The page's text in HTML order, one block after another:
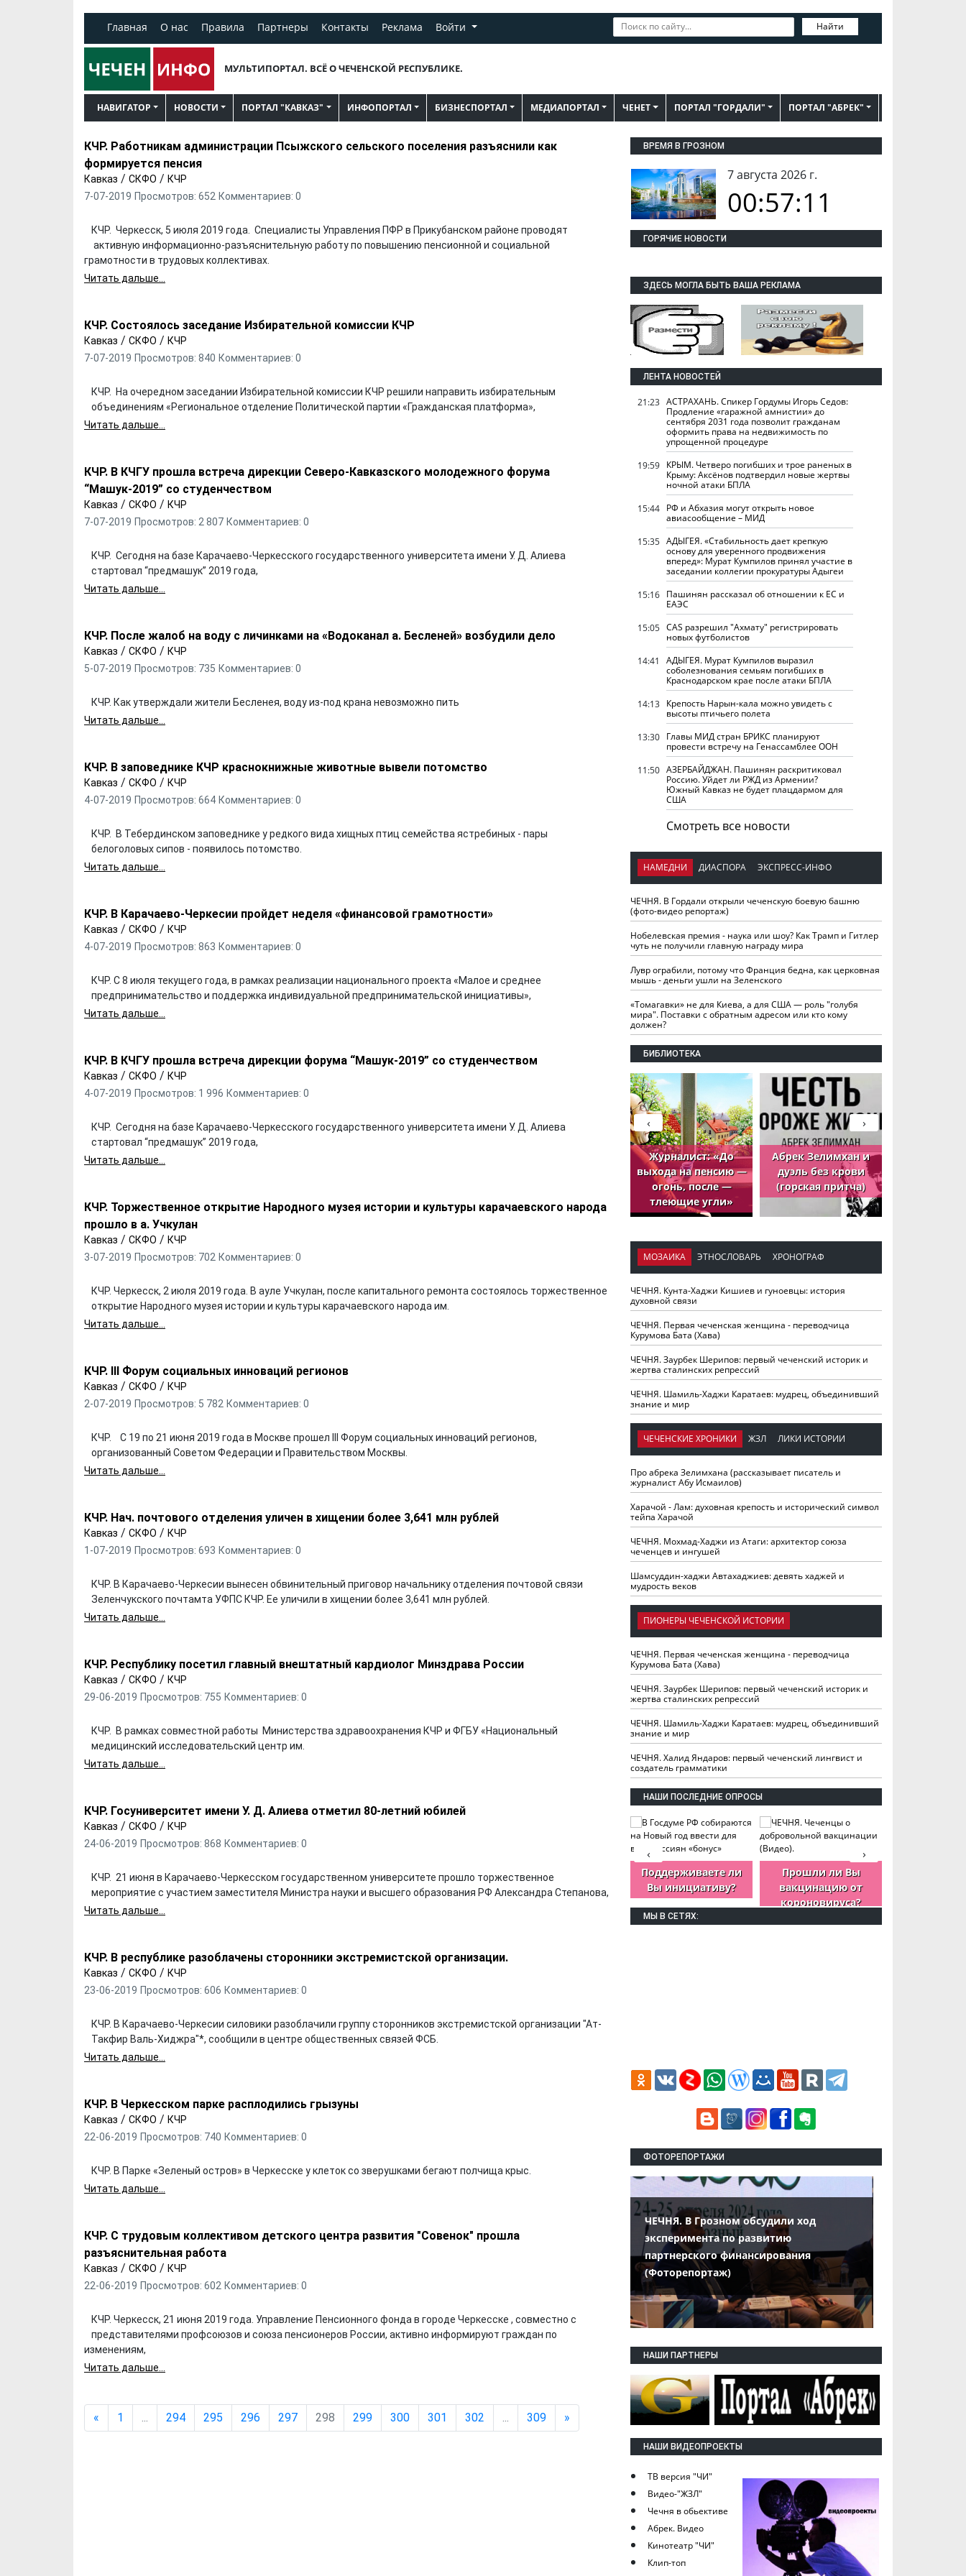
Главная О нас Правила Партнеры Контакты Реклама Войти Найти
МУЛЬТИПОРТАЛ. ВСЁ О ЧЕЧЕНСКОЙ РЕСПУБЛИКЕ.
НАВИГАТОР НОВОСТИ ПОРТАЛ "КАВКАЗ" ИНФОПОРТАЛ БИЗНЕСПОРТАЛ МЕДИАПОРТАЛ ЧЕНЕТ ПОРТАЛ "ГОРДАЛИ" ПОРТАЛ "АБРЕК"
КЧР. Работникам администрации Псыжского сельского поселения разъяснили как
формируется пенсия
Кавказ / СКФО / КЧР
7-07-2019 Просмотров: 652 Комментариев: 0
КЧР. Черкесск, 5 июля 2019 года. Специалисты Управления ПФР в Прикубанском районе проводят
активную информационно-разъяснительную работу по повышению пенсионной и социальной
грамотности в трудовых коллективах.
Читать дальше...
КЧР. Состоялось заседание Избирательной комиссии КЧР
Кавказ / СКФО / КЧР
7-07-2019 Просмотров: 840 Комментариев: 0
КЧР. На очередном заседании Избирательной комиссии КЧР решили направить избирательным
объединениям «Региональное отделение Политической партии «Гражданская платформа»,
Читать дальше...
КЧР. В КЧГУ прошла встреча дирекции Северо-Кавказского молодежного форума
“Машук-2019” со студенчеством
Кавказ / СКФО / КЧР
7-07-2019 Просмотров: 2 807 Комментариев: 0
КЧР. Сегодня на базе Карачаево-Черкесского государственного университета имени У. Д. Алиева
стартовал “предмашук” 2019 года,
Читать дальше...
КЧР. После жалоб на воду с личинками на «Водоканал а. Бесленей» возбудили дело
Кавказ / СКФО / КЧР
5-07-2019 Просмотров: 735 Комментариев: 0
КЧР. Как утверждали жители Бесленея, воду из-под крана невозможно пить
Читать дальше...
КЧР. В заповеднике КЧР краснокнижные животные вывели потомство
Кавказ / СКФО / КЧР
4-07-2019 Просмотров: 664 Комментариев: 0
КЧР. В Тебердинском заповеднике у редкого вида хищных птиц семейства ястребиных - пары
белоголовых сипов - появилось потомство.
Читать дальше...
КЧР. В Карачаево-Черкесии пройдет неделя «финансовой грамотности»
Кавказ / СКФО / КЧР
4-07-2019 Просмотров: 863 Комментариев: 0
КЧР. С 8 июля текущего года, в рамках реализации национального проекта «Малое и среднее
предпринимательство и поддержка индивидуальной предпринимательской инициативы»,
Читать дальше...
КЧР. В КЧГУ прошла встреча дирекции форума “Машук-2019” со студенчеством
Кавказ / СКФО / КЧР
4-07-2019 Просмотров: 1 996 Комментариев: 0
КЧР. Сегодня на базе Карачаево-Черкесского государственного университета имени У. Д. Алиева
стартовал “предмашук” 2019 года,
Читать дальше...
КЧР. Торжественное открытие Народного музея истории и культуры карачаевского народа
прошло в а. Учкулан
Кавказ / СКФО / КЧР
3-07-2019 Просмотров: 702 Комментариев: 0
КЧР. Черкесск, 2 июля 2019 года. В ауле Учкулан, после капитального ремонта состоялось торжественное
открытие Народного музея истории и культуры карачаевского народа им.
Читать дальше...
КЧР. III Форум социальных инноваций регионов
Кавказ / СКФО / КЧР
2-07-2019 Просмотров: 5 782 Комментариев: 0
КЧР. С 19 по 21 июня 2019 года в Москве прошел III Форум социальных инноваций регионов,
организованный Советом Федерации и Правительством Москвы.
Читать дальше...
КЧР. Нач. почтового отделения уличен в хищении более 3,641 млн рублей
Кавказ / СКФО / КЧР
1-07-2019 Просмотров: 693 Комментариев: 0
КЧР. В Карачаево-Черкесии вынесен обвинительный приговор начальнику отделения почтовой связи
Зеленчукского почтамта УФПС КЧР. Ее уличили в хищении более 3,641 млн рублей.
Читать дальше...
КЧР. Республику посетил главный внештатный кардиолог Минздрава России
Кавказ / СКФО / КЧР
29-06-2019 Просмотров: 755 Комментариев: 0
КЧР. В рамках совместной работы Министерства здравоохранения КЧР и ФГБУ «Национальный
медицинский исследовательский центр им.
Читать дальше...
КЧР. Госуниверситет имени У. Д. Алиева отметил 80-летний юбилей
Кавказ / СКФО / КЧР
24-06-2019 Просмотров: 868 Комментариев: 0
КЧР. 21 июня в Карачаево-Черкесском государственном университете прошло торжественное
мероприятие с участием заместителя Министра науки и высшего образования РФ Александра Степанова,
Читать дальше...
КЧР. В республике разоблачены сторонники экстремистской организации.
Кавказ / СКФО / КЧР
23-06-2019 Просмотров: 606 Комментариев: 0
КЧР. В Карачаево-Черкесии силовики разоблачили группу сторонников экстремистской организации "Ат-
Такфир Валь-Хиджра"*, сообщили в центре общественных связей ФСБ.
Читать дальше...
КЧР. В Черкесском парке расплодились грызуны
Кавказ / СКФО / КЧР
22-06-2019 Просмотров: 740 Комментариев: 0
КЧР. В Парке «Зеленый остров» в Черкесске у клеток со зверушками бегают полчища крыс.
Читать дальше...
КЧР. С трудовым коллективом детского центра развития "Совенок" прошла
разъяснительная работа
Кавказ / СКФО / КЧР
22-06-2019 Просмотров: 602 Комментариев: 0
КЧР. Черкесск, 21 июня 2019 года. Управление Пенсионного фонда в городе Черкесске , совместно с
представителями профсоюзов и союза пенсионеров России, активно информируют граждан по
изменениям,
Читать дальше...
« 1 ... 294 295 296 297 298 299 300 301 302 ... 309 »
ВРЕМЯ В ГРОЗНОМ
7 августа 2026 г.
00:57:12
ГОРЯЧИЕ НОВОСТИ
ЗДЕСЬ МОГЛА БЫТЬ ВАША РЕКЛАМА
ЛЕНТА НОВОСТЕЙ
21:23 АСТРАХАНЬ. Спикер Гордумы Игорь Седов:
Продление «гаражной амнистии» до
сентября 2031 года позволит гражданам
оформить права на недвижимость по
упрощенной процедуре
19:59 КРЫМ. Четверо погибших и трое раненых в
Крыму: Аксёнов подтвердил новые жертвы
ночной атаки БПЛА
15:44 РФ и Абхазия могут открыть новое
авиасообщение – МИД
15:35 АДЫГЕЯ. «Стабильность дает крепкую
основу для уверенного продвижения
вперед»: Мурат Кумпилов принял участие в
заседании коллегии прокуратуры Адыгеи
15:16 Пашинян рассказал об отношении к ЕС и
ЕАЭС
15:05 CAS разрешил "Ахмату" регистрировать
новых футболистов
14:41
АДЫГЕЯ. Мурат Кумпилов выразил
соболезнования семьям погибших в
Краснодарском крае после атаки БПЛА
14:13 Крепость Нарын-кала можно увидеть с
высоты птичьего полета
13:30 Главы МИД стран БРИКС планируют
провести встречу на Генассамблее ООН
11:50 АЗЕРБАЙДЖАН. Пашинян раскритиковал
Россию. Уйдет ли РЖД из Армении?
Южный Кавказ не будет плацдармом для
США
Смотреть все новости
НАМЕДНИ ДИАСПОРА ЭКСПРЕСС-ИНФО
ЧЕЧНЯ. В Гордали открыли чеченскую боевую башню
(фото-видео репортаж)
Нобелевская премия - наука или шоу? Как Трамп и Гитлер
чуть не получили главную награду мира
Лувр ограбили, потому что Франция бедна, как церковная
мышь - деньги ушли на Зеленского
«Томагавки» не для Киева, а для США — роль "голубя
мира". Поставки с обратным адресом или кто кому
должен?
БИБЛИОТЕКА
Х. Гапураев. Капкан
Журналист: «До
выхода на пенсию —
огонь, после —
тлеющие угли»
Абрек Зелимхан и
дуэль без крови
(горская притча)
›
‹
МОЗАИКА ЭТНОСЛОВАРЬ ХРОНОГРАФ
ЧЕЧНЯ. Кунта-Хаджи Кишиев и гуноевцы: история
духовной связи
ЧЕЧНЯ. Первая чеченская женщина - переводчица
Курумова Бата (Хава)
ЧЕЧНЯ. Заурбек Шерипов: первый чеченский историк и
жертва сталинских репрессий
ЧЕЧНЯ. Шамиль-Хаджи Каратаев: мудрец, объединивший
знание и мир
ЧЕЧЕНСКИЕ ХРОНИКИ ЖЗЛ ЛИКИ ИСТОРИИ
Про абрека Зелимхана (рассказывает писатель и
журналист Абу Исмаилов)
Харачой - Лам: духовная крепость и исторический символ
тейпа Харачой
ЧЕЧНЯ. Мохмад-Хаджи из Атаги: архитектор союза
чеченцев и ингушей
Шамсуддин-хаджи Автахаджиев: девять хаджей и
мудрость веков
ПИОНЕРЫ ЧЕЧЕНСКОЙ ИСТОРИИ
ЧЕЧНЯ. Первая чеченская женщина - переводчица
Курумова Бата (Хава)
ЧЕЧНЯ. Заурбек Шерипов: первый чеченский историк и
жертва сталинских репрессий
ЧЕЧНЯ. Шамиль-Хаджи Каратаев: мудрец, объединивший
знание и мир
ЧЕЧНЯ. Халид Яндаров: первый чеченский лингвист и
создатель грамматики
НАШИ ПОСЛЕДНИЕ ОПРОСЫ
Хотели бы Вы
переехать в другой
регион РФ?
Выбираем дизайн
формы ФК "Ахмат"
Одобряете ли вы
антитабачный
законопроект?
Нужна ли "хартия
ответственного
блогера"?
Поддерживаете ли
Вы инициативу?
Прошли ли Вы
вакцинацию от
короновируса?
›
‹
МЫ В СЕТЯХ:
ФОТОРЕПОРТАЖИ
ЧЕЧНЯ. В Грозном обсудили ход
эксперимента по развитию
партнерского финансирования
(Фоторепортаж)
НАШИ ПАРТНЕРЫ
НАШИ ВИДЕОПРОЕКТЫ
ТВ версия "ЧИ"
Видео-"ЖЗЛ"
Чечня в обьективе
Абрек. Видео
Кинотеатр "ЧИ"
Клип-топ